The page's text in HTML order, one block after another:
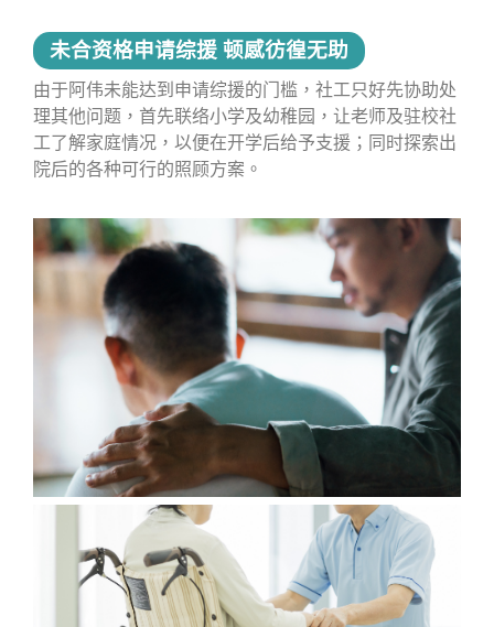
未合资格申请综援 顿感彷徨无助
由于阿伟未能达到申请综援的门槛，社工只好先协助处
理其他问题，首先联络小学及幼稚园，让老师及驻校社
工了解家庭情况，以便在开学后给予支援；同时探索出
院后的各种可行的照顾方案。